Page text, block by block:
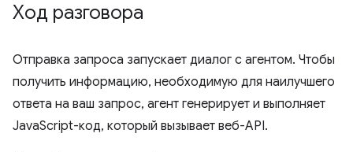
Ход разговора
Отправка запроса запускает диалог с агентом. Чтобы
получить информацию, необходимую для наилучшего
ответа на ваш запрос, агент генерирует и выполняет
JavaScript-код, который вызывает веб-API.